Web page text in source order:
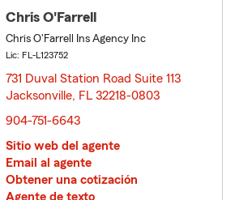
Chris O'Farrell
Chris O'Farrell Ins Agency Inc
Lic: FL-L123752
731 Duval Station Road Suite 113
Jacksonville, FL 32218-0803
904-751-6643
Sitio web del agente
Email al agente
Obtener una cotización
Agente de texto